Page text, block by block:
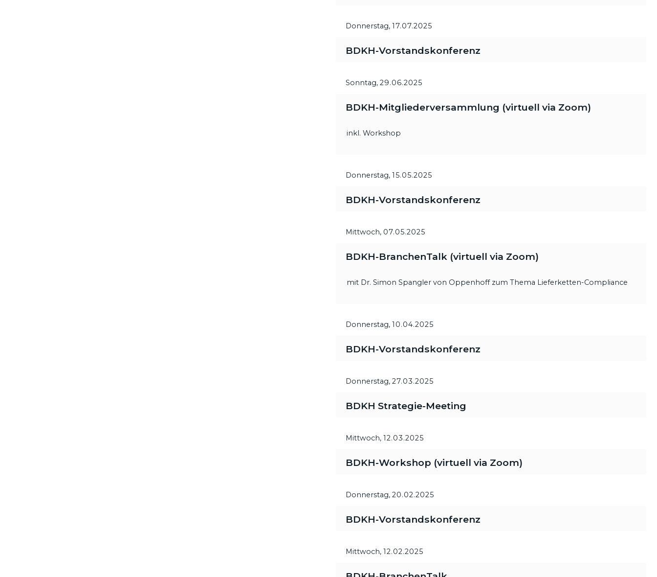
Donnerstag, 17.07.2025
BDKH-Vorstandskonferenz
Sonntag, 29.06.2025
BDKH-Mitgliederversammlung (virtuell via Zoom)
inkl. Workshop
Donnerstag, 15.05.2025
BDKH-Vorstandskonferenz
Mittwoch, 07.05.2025
BDKH-BranchenTalk (virtuell via Zoom)
mit Dr. Simon Spangler von Oppenhoff zum Thema Lieferketten-Compliance
Donnerstag, 10.04.2025
BDKH-Vorstandskonferenz
Donnerstag, 27.03.2025
BDKH Strategie-Meeting
Mittwoch, 12.03.2025
BDKH-Workshop (virtuell via Zoom)
Donnerstag, 20.02.2025
BDKH-Vorstandskonferenz
Mittwoch, 12.02.2025